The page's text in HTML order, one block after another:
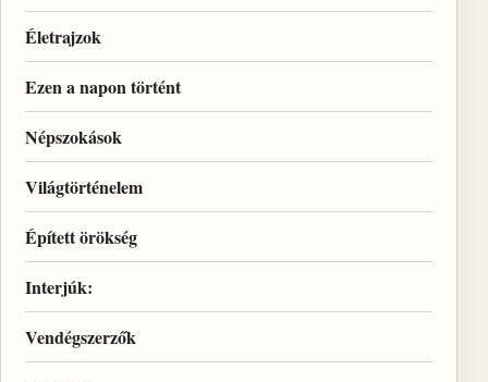
Életrajzok
Ezen a napon történt
Népszokások
Világtörténelem
Épített örökség
Interjúk:
Vendégszerzők